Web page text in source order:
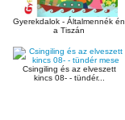
Gyerekdalok - Általmennék én
a Tiszán
Csingiling és az elveszett
kincs 08- - tündér...